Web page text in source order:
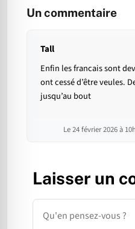
Un commentaire
Tall
Enfin les francais sont
ont cessé d’être veules.
jusqu’au bout
Le 24 février 2026 à
Laisser un
Commentaire